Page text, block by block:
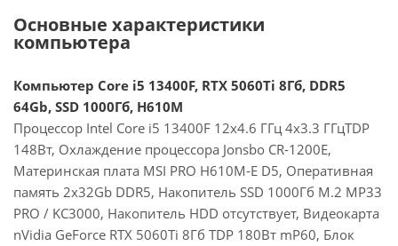
Основные характеристики
компьютера
Компьютер Core i5 13400F, RTX 5060Ti 8Гб, DDR5
64Gb, SSD 1000Гб, H610M
Процессор Intel Core i5 13400F 12x4.6 ГГц 4x3.3 ГГцTDP
148Вт, Охлаждение процессора Jonsbo CR-1200E,
Материнская плата MSI PRO H610M-E D5, Оперативная
память 2x32Gb DDR5, Накопитель SSD 1000Гб M.2 MP33
PRO / KC3000, Накопитель HDD отсутствует, Видеокарта
nVidia GeForce RTX 5060Ti 8Гб TDP 180Вт mP60, Блок